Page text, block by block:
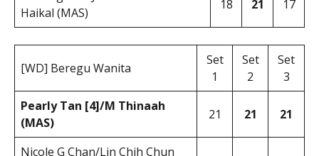
Haikal (MAS)
18 21 17
[WD] Beregu Wanita
Set
1
Set
2
Set
3
Pearly Tan [4]/M Thinaah
(MAS)
21 21 21
Nicole G Chan/Lin Chih Chun